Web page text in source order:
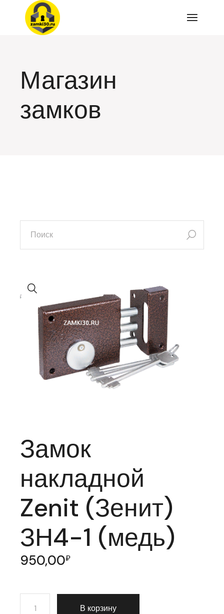
Перейти
содержимому
Магазин
замков
искать:
Замок
накладной
Zenit (Зенит)
ЗН4-1 (медь)
950,00₽
Количество товара Замок накладной Zenit (Зенит)
В корзину